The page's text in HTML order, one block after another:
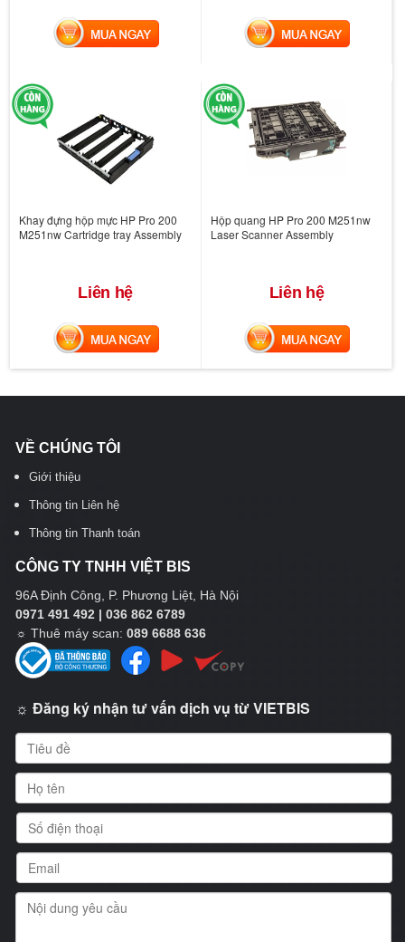
MUA NGAY MUA NGAY
Khay đựng hộp mực HP Pro 200
M251nw Cartridge tray Assembly
Liên hệ
MUA NGAY
Hộp quang HP Pro 200 M251nw
Laser Scanner Assembly
Liên hệ
MUA NGAY
VỀ CHÚNG TÔI
Giới thiệu
Thông tin Liên hệ
Thông tin Thanh toán
CÔNG TY TNHH VIỆT BIS
96A Định Công, P. Phương Liệt, Hà Nội
0971 491 492 | 036 862 6789
☼ Thuê máy scan: 089 6688 636
☼ Đăng ký nhận tư vấn dịch vụ từ VIETBIS